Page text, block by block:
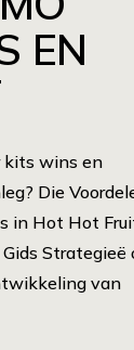
EN
kits wins en
Die
in Hot Hot
Strategieë
van